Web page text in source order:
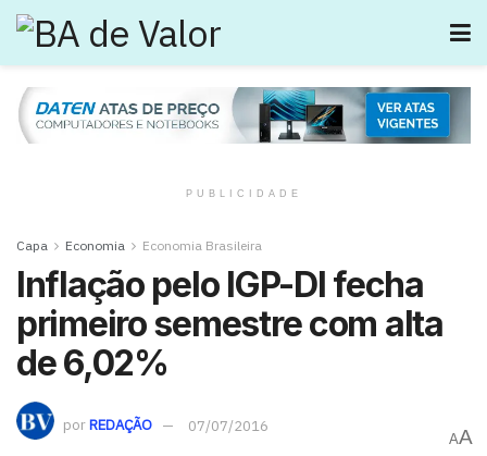
PUBLICIDADE
Capa Economia Economia Brasileira
Inflação pelo IGP-DI fecha
primeiro semestre com alta
de 6,02%
porREDAÇÃO 07/07/2016
AA